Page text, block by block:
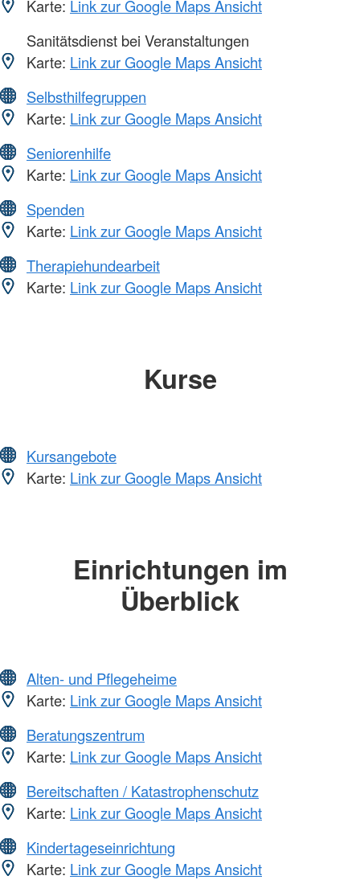
Karte: Link zur Google Maps Ansicht
Sanitätsdienst bei Veranstaltungen
Karte: Link zur Google Maps Ansicht
Selbsthilfegruppen
Karte: Link zur Google Maps Ansicht
Seniorenhilfe
Karte: Link zur Google Maps Ansicht
Spenden
Karte: Link zur Google Maps Ansicht
Therapiehundearbeit
Karte: Link zur Google Maps Ansicht
Kurse
Kursangebote
Karte: Link zur Google Maps Ansicht
Einrichtungen im
Überblick
Alten- und Pflegeheime
Karte: Link zur Google Maps Ansicht
Beratungszentrum
Karte: Link zur Google Maps Ansicht
Bereitschaften / Katastrophenschutz
Karte: Link zur Google Maps Ansicht
Kindertageseinrichtung
Karte: Link zur Google Maps Ansicht